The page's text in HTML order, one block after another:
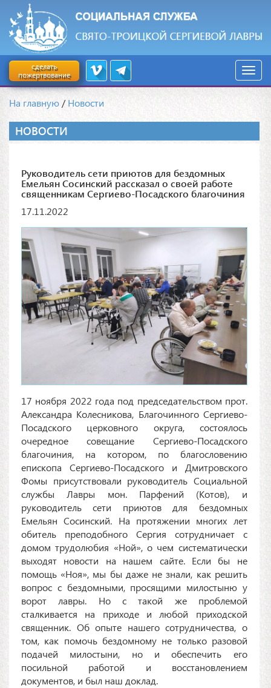
сделать
пожертвование
На главную /Новости
НОВОСТИ
Руководитель сети приютов для бездомных
Емельян Сосинский рассказал о своей работе
священникам Сергиево-Посадского благочиния
17.11.2022
17 ноября 2022 года под председательством прот.
Александра Колесникова, Благочинного Сергиево-
Посадского церковного округа, состоялось
очередное совещание Сергиево-Посадского
благочиния, на котором, по благословению
епископа Сергиево-Посадского и Дмитровского
Фомы присутствовали руководитель Социальной
службы Лавры мон. Парфений (Котов), и
руководитель сети приютов для бездомных
Емельян Сосинский. На протяжении многих лет
обитель преподобного Сергия сотрудничает с
домом трудолюбия «Ной», о чем систематически
выходят новости на нашем сайте. Если бы не
помощь «Ноя», мы бы даже не знали, как решить
вопрос с бездомными, просящими милостыню у
ворот лавры. Но с такой же проблемой
сталкивается на приходе и любой приходской
священник. Об опыте нашего сотрудничества, о
том, как помочь бездомному не только разовой
подачей милостыни, но и обеспечить его
посильной работой и восстановлением
документов, и был наш доклад.